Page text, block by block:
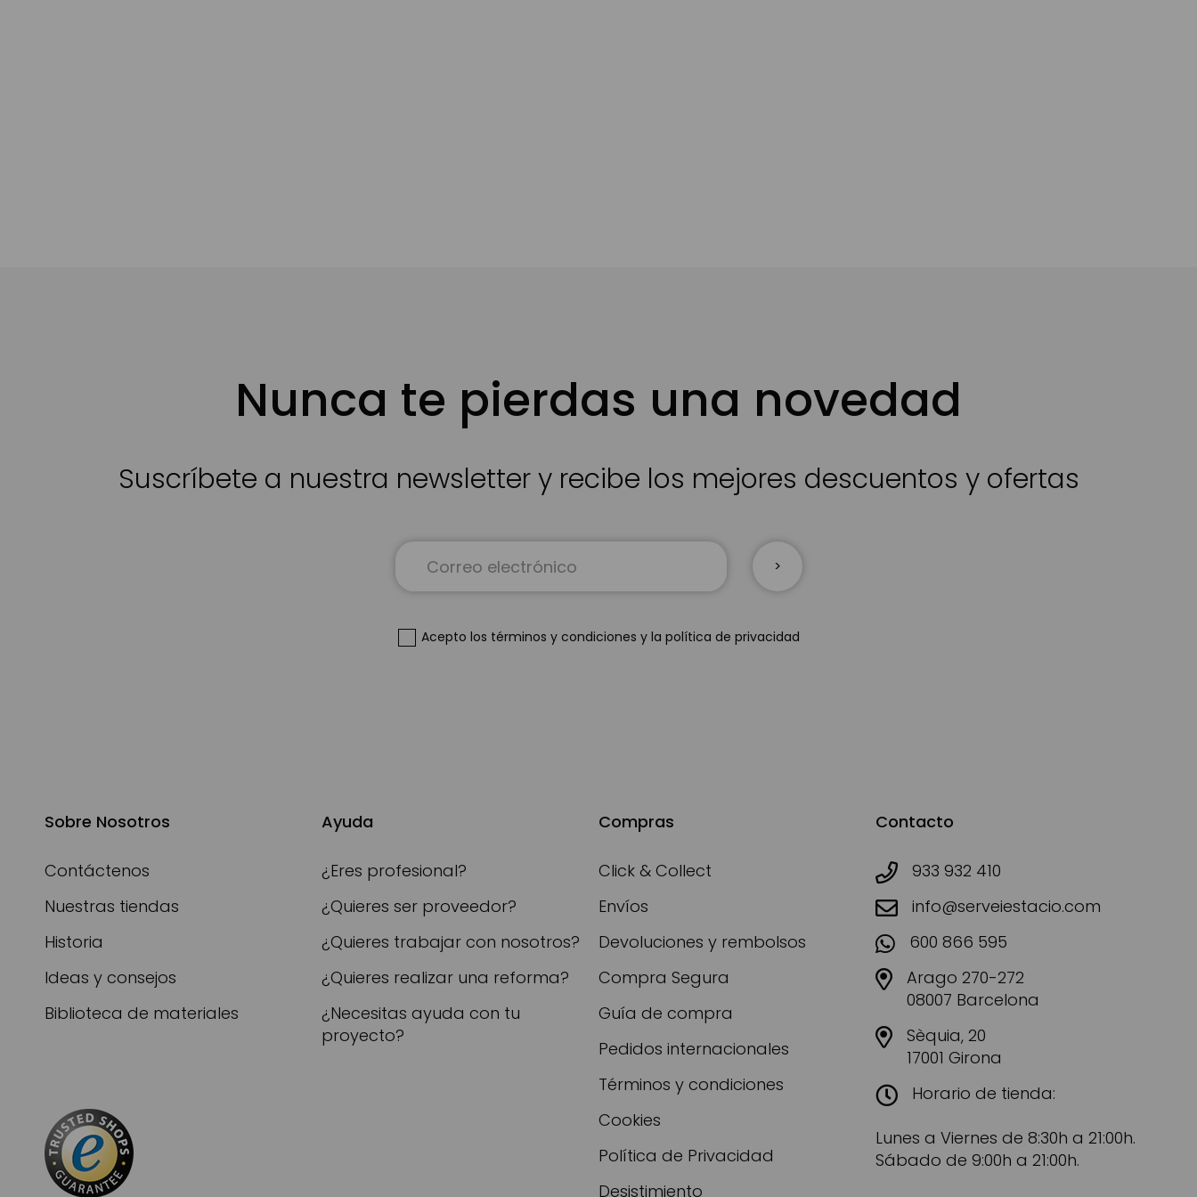
Nunca te pierdas una novedad
Suscríbete a nuestra newsletter y recibe los mejores descuentos y ofertas
a
noticias:
Acepto los términos y condiciones y la política de privacidad
Sobre Nosotros
Contáctenos
Nuestras tiendas
Historia
Ideas y consejos
Biblioteca de materiales
Ayuda
¿Eres profesional?
¿Quieres ser proveedor?
¿Quieres trabajar con nosotros?
¿Quieres realizar una reforma?
¿Necesitas ayuda con tu
proyecto?
Compras
Click & Collect
Envíos
Devoluciones y rembolsos
Compra Segura
Guía de compra
Pedidos internacionales
Términos y condiciones
Cookies
Política de Privacidad
Desistimiento
Contacto
933 932 410
info@serveiestacio.com
600 866 595
Arago 270-272
08007 Barcelona
Sèquia, 20
17001 Girona
Horario de tienda:
Lunes a Viernes de 8:30h a 21:00h.
Sábado de 9:00h a 21:00h.